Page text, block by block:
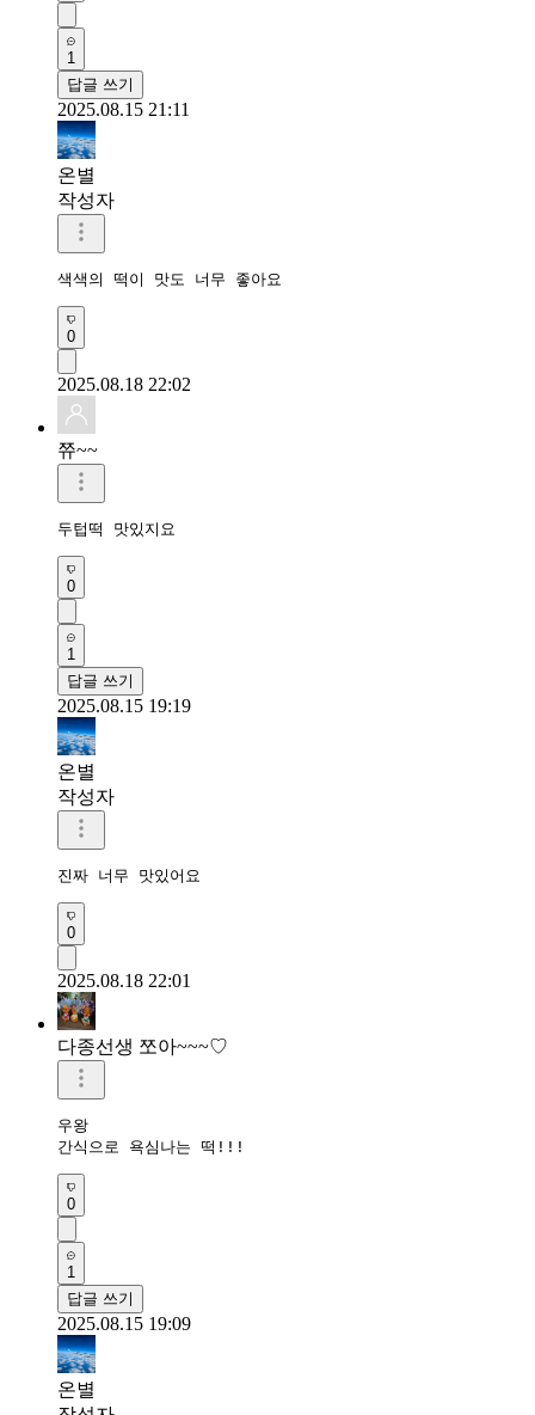
1
답글 쓰기
2025.08.15 21:11
온별
작성자
색색의 떡이 맛도 너무 좋아요
0
2025.08.18 22:02
쮸~~
두텁떡 맛있지요
0
1
답글 쓰기
2025.08.15 19:19
온별
작성자
진짜 너무 맛있어요
0
2025.08.18 22:01
다종선생 쪼아~~~♡
우왕
간식으로 욕심나는 떡!!!
0
1
답글 쓰기
2025.08.15 19:09
온별